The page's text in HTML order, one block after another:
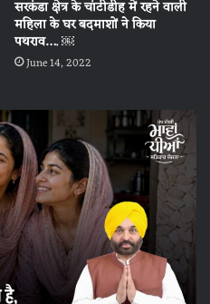
सरकंडा क्षेत्र के चांटीडीह में रहने वाली
महिला के घर बदमाशों ने किया
पथराव…. ￼
June 14, 2022